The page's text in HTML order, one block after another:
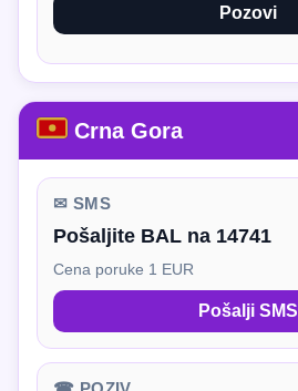
Pozovi
Crna Gora
✉ SMS
Pošaljite BAL na 14741
Cena poruke 1 EUR
Pošalji SMS